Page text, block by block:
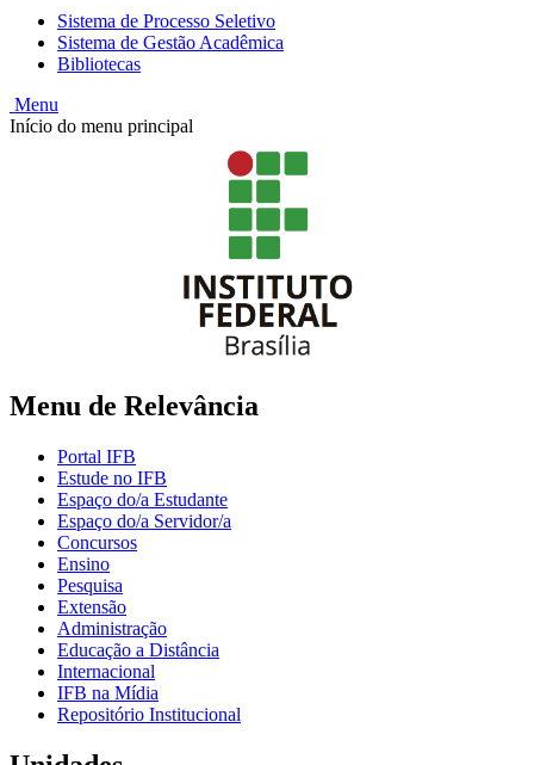
Sistema de Processo Seletivo
Sistema de Gestão Acadêmica
Bibliotecas
Menu
Início do menu principal
Menu de Relevância
Portal IFB
Estude no IFB
Espaço do/a Estudante
Espaço do/a Servidor/a
Concursos
Ensino
Pesquisa
Extensão
Administração
Educação a Distância
Internacional
IFB na Mídia
Repositório Institucional